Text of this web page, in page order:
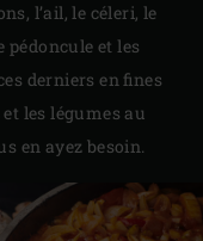
l’ail, le céleri, le
pédoncule et les
derniers en fines
les légumes au
en ayez besoin.